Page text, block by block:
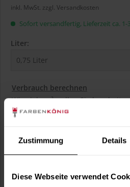
Zustimmung Details
Diese Webseite verwendet
inkl. MwSt. zzgl. Versandkosten
Sofort versandfertig, Lieferzeit ca.
Liter:
Verbrauch berechnen
Wie viele m² wollen Sie